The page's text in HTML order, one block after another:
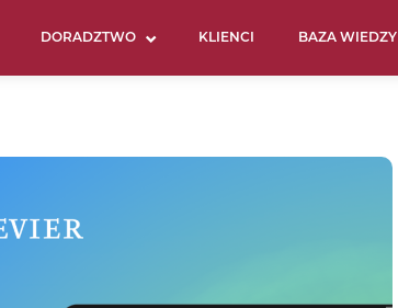
DORADZTWO KLIENCI BAZA WIEDZY